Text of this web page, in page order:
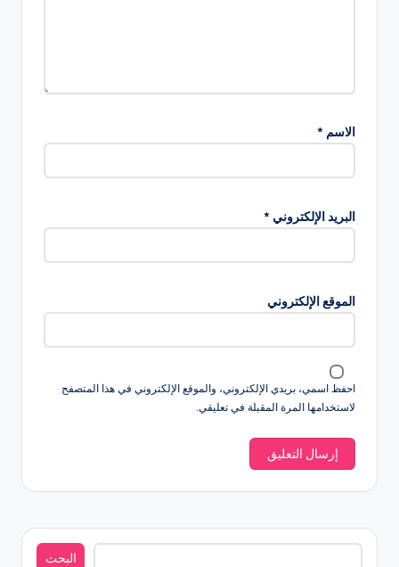
الاسم *
البريد الإلكتروني *
الموقع الإلكتروني
احفظ اسمي، بريدي الإلكتروني، والموقع الإلكتروني في هذا المتصفح
لاستخدامها المرة المقبلة في تعليقي.
البحث
البحث